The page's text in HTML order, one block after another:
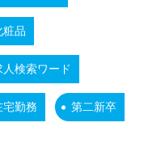
粧品
検索ワード
宅勤務 第二新卒